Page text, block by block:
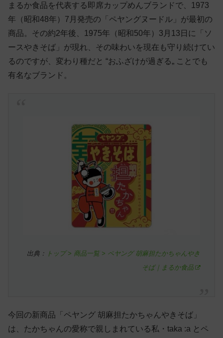
まるか食品を代表する即席カップめんブランドで、1973
年（昭和48年）7月発売の「ペヤングヌードル」が最初の
商品。その約2年後、1975年（昭和50年）3月13日に「ソ
ースやきそば」が現れ、その味わいを現在も守り続けてい
るのですが、変わり種だと “おふざけが過ぎる„ ことでも
有名なブランド。
出典： トップ > 商品一覧 > ペヤング 胡麻担たかちゃんやき
そば｜まるか食品
今回の新商品「ペヤング 胡麻担たかちゃんやきそば」
は、たかちゃんの愛称で親しまれている私・taka :a とペ